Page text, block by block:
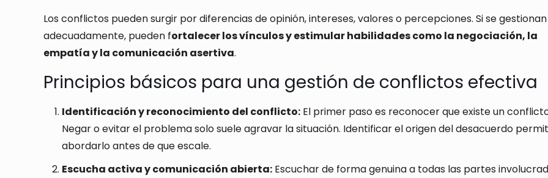
Los conflictos pueden surgir por diferencias de opinión, intereses, valores o percepciones. Si se gestionan
adecuadamente, pueden fortalecer los vínculos y estimular habilidades como la negociación, la
empatía y la comunicación asertiva.
Principios básicos para una gestión de conflictos efectiva
Identificación y reconocimiento del conflicto:El primer paso es reconocer que existe un
Negar o evitar el problema solo suele agravar la situación. Identificar el origen del desacuerdo
abordarlo antes de que escale.
Escucha activa y comunicación abierta:Escuchar de forma genuina a todas las partes